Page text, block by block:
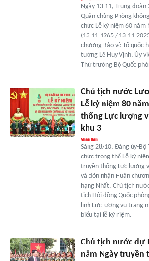
Ngày 13-11, Trung đoàn
Quân chủng Phòng
chức Lễ kỷ niệm 60 năm
(13-11-1965 / 13-11-
chương Bảo vệ Tổ quốc
tướng Lê Huy Vịnh, Ủy
Thứ trưởng Bộ Quốc
Chủ tịch nước
Lễ kỷ niệm 80
thống Lực lượng
khu 3
Sáng 28/10, Đảng ủy-Bộ
chức trọng thể Lễ kỷ
truyền thống Lực lượng
và đón nhận Huân
hạng Nhất. Chủ tịch
tịch Hội đồng Quốc
lĩnh Lực lượng vũ trang
biểu tại lễ kỷ niệm.
Chủ tịch nước dự
năm Ngày truyền